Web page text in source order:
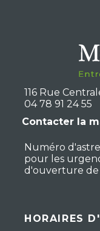
116 Rue
04 78 91 24 55
Contacter la
Numéro
pour les
d'ouverture de
HORAIRES